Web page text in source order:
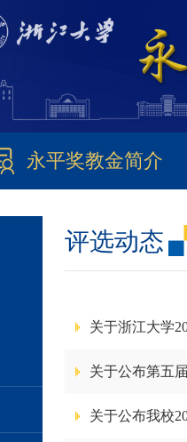
永平奖教金简介
评选动态
关于浙江大学
关于公布第五
关于公布我校